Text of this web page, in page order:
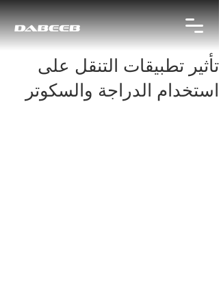
تأثير تطبيقات التنقل على
استخدام الدراجة والسكوتر